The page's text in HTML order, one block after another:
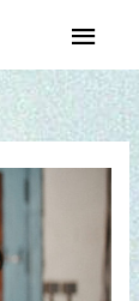
Main
Menu